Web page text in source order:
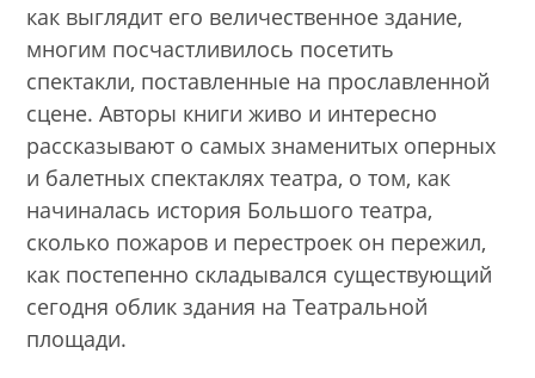
как выглядит его величественное здание,
многим посчастливилось посетить
спектакли, поставленные на прославленной
сцене. Авторы книги живо и интересно
рассказывают о самых знаменитых оперных
и балетных спектаклях театра, о том, как
начиналась история Большого театра,
сколько пожаров и перестроек он пережил,
как постепенно складывался существующий
сегодня облик здания на Театральной
площади.